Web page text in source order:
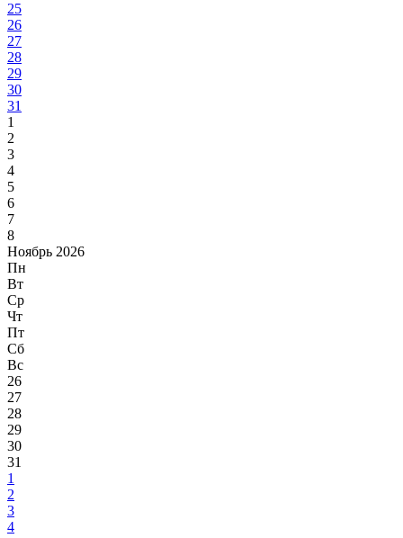
25
26
27
28
29
30
31
1
2
3
4
5
6
7
8
Ноябрь 2026
Пн
Вт
Ср
Чт
Пт
Сб
Вс
26
27
28
29
30
31
1
2
3
4